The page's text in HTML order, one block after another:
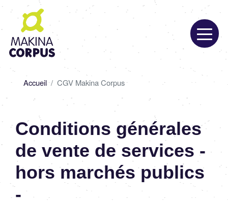
Aller
contenu
principal
d'Ariane
Accueil CGV Makina Corpus
Conditions générales
de vente de services -
hors marchés publics
-